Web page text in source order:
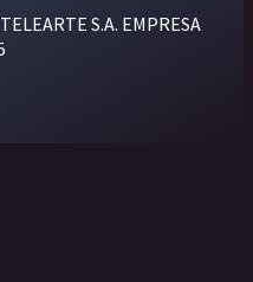
S.A. EMPRESA